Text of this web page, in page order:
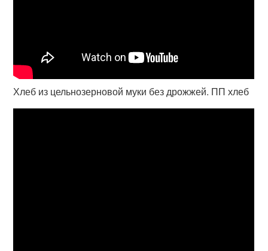
Хлеб из цельнозерновой муки без дрожжей. ПП хлеб